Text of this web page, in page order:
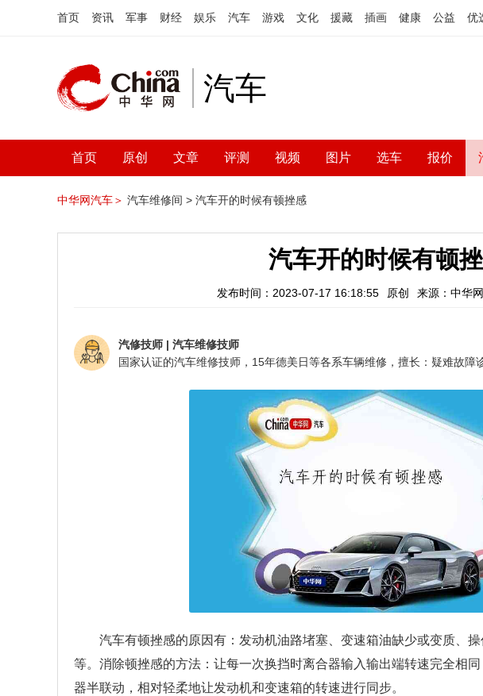
首页 资讯 军事 财经 娱乐 汽车 游戏 文化 援藏 插画 健康 公益 优
汽车
首页 原创 文章 评测 视频 图片 选车 报价
中华网汽车＞ 汽车维修间 > 汽车开的时候有顿挫感
汽车开的时候有顿
发布时间：2023-07-17 16:18:55 原创 来源：中华网
汽修技师 | 汽车维修技师
汽车有顿挫感的原因有：发动机油路堵塞、变速箱油缺少或变质、
等。消除顿挫感的方法：让每一次换挡时离合器输入输出端转速完全相
器半联动，相对轻柔地让发动机和变速箱的转速进行同步。